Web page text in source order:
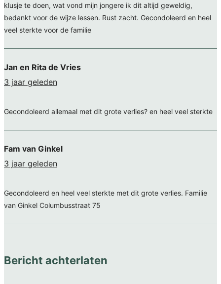
klusje te doen, wat vond mijn jongere ik dit altijd geweldig,
bedankt voor de wijze lessen. Rust zacht. Gecondoleerd en heel
veel sterkte voor de familie
Jan en Rita de Vries
3 jaar geleden
Gecondoleerd allemaal met dit grote verlies? en heel veel sterkte
Fam van Ginkel
3 jaar geleden
Gecondoleerd en heel veel sterkte met dit grote verlies. Familie
van Ginkel Columbusstraat 75
Bericht achterlaten